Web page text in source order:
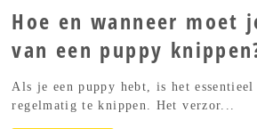
Hoe en wanneer moet
van een puppy
Als je een puppy hebt, is het essentieel
regelmatig te knippen. Het verzor...